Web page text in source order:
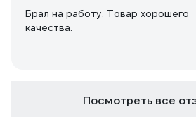
Брал на работу. Товар хорошего
качества.
Посмотреть все